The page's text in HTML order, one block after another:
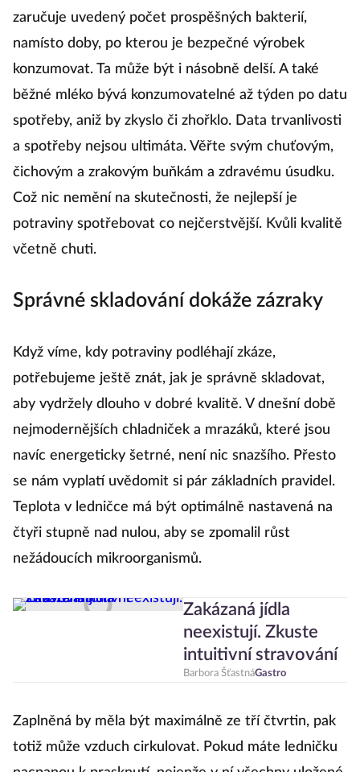
zaručuje uvedený počet prospěšných bakterií,
namísto doby, po kterou je bezpečné výrobek
konzumovat. Ta může být i násobně delší. A také
běžné mléko bývá konzumovatelné až týden po datu
spotřeby, aniž by zkyslo či zhořklo. Data trvanlivosti
a spotřeby nejsou ultimáta. Věřte svým chuťovým,
čichovým a zrakovým buňkám a zdravému úsudku.
Což nic nemění na skutečnosti, že nejlepší je
potraviny spotřebovat co nejčerstvější. Kvůli kvalitě
včetně chuti.
Správné skladování dokáže zázraky
Když víme, kdy potraviny podléhají zkáze,
potřebujeme ještě znát, jak je správně skladovat,
aby vydržely dlouho v dobré kvalitě. V dnešní době
nejmodernějších chladniček a mrazáků, které jsou
navíc energeticky šetrné, není nic snazšího. Přesto
se nám vyplatí uvědomit si pár základních pravidel.
Teplota v ledničce má být optimálně nastavená na
čtyři stupně nad nulou, aby se zpomalil růst
nežádoucích mikroorganismů.
Zakázaná jídla
neexistují. Zkuste
intuitivní stravování
Barbora ŠťastnáGastro
Zaplněná by měla být maximálně ze tří čtvrtin, pak
totiž může vzduch cirkulovat. Pokud máte ledničku